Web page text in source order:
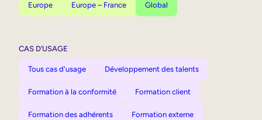
Europe Europe – France Global
CAS D’USAGE
Tous cas d'usage Développement des talents
Formation à la conformité Formation client
Formation des adhérents Formation externe